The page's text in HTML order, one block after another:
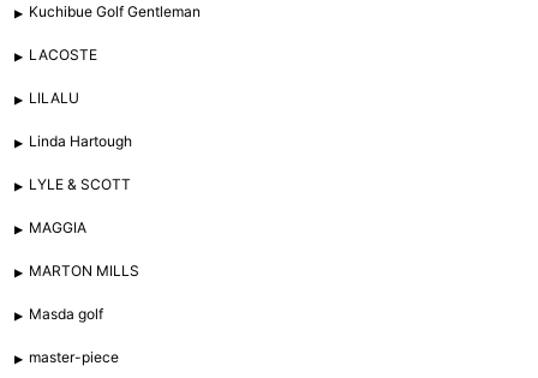
Kuchibue Golf Gentleman
LACOSTE
LILALU
Linda Hartough
LYLE & SCOTT
MAGGIA
MARTON MILLS
Masda golf
master-piece